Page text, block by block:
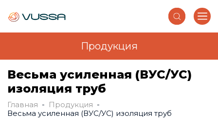
Весьма усиленная (ВУС/УС)
изоляция труб
Вы здесь
Главная - Продукция -
Весьма усиленная (ВУС/УС) изоляция труб
Продукция